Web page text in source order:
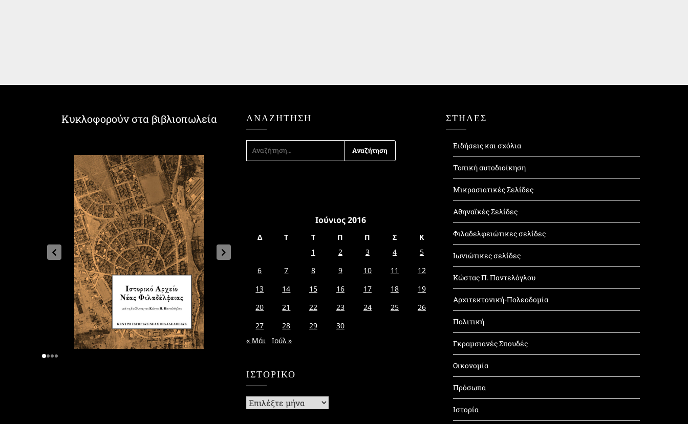
Κυκλοφορούν στα βιβλιοπωλεία ΑΝΑΖΉΤΗΣΗ
ΓΙΑ:
Ιούνιος 2016
Δ Τ Τ Π Π Σ
Κ
1
2 3 4
5
6
7 8 9 10 11
12
13
14 15 16 17 18
19
20
21 22 23 24 25
26
27
28 29
30
« Μάι
Ιούλ »
ΙΣΤΟΡΙΚΌ
Ιστορικό
ΣΤΗΛΕΣ
Ειδήσεις και σχόλια
Τοπική αυτοδιοίκηση
Μικρασιατικές Σελίδες
Αθηναϊκές Σελίδες
Φιλαδελφειώτικες σελίδες
Ιωνιώτικες σελίδες
Κώστας Π. Παντελόγλου
Αρχιτεκτονική-Πολεοδομία
Πολιτική
Γκραμσιανές Σπουδές
Οικονομία
Πρόσωπα
Ιστορία